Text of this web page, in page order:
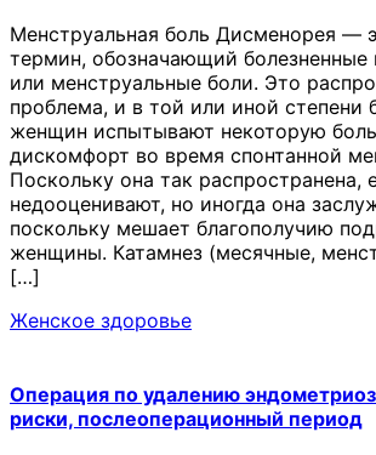
Менструальная боль Дисменорея —
термин, обозначающий болезненные
или менструальные боли. Это
проблема, и в той или иной степени
женщин испытывают некоторую
дискомфорт во время спонтанной
Поскольку она так распространена,
недооценивают, но иногда она
поскольку мешает благополучию
женщины. Катамнез (месячные,
[…]
Женское здоровье
Операция по удалению
риски, послеоперационный период